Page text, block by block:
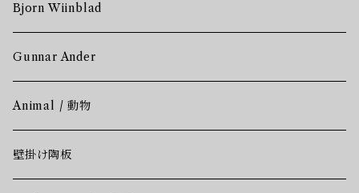
Bjorn Wiinblad
Gunnar Ander
Animal / 動物
壁掛け陶板